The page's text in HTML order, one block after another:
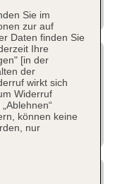
Sie im
zur auf
Daten finden Sie
Ihre
[in der
der
wirkt sich
Widerruf
können keine
nur